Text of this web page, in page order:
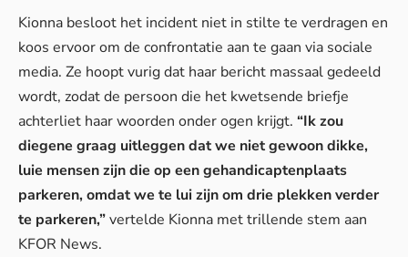
Kionna besloot het incident niet in stilte te verdragen en
koos ervoor om de confrontatie aan te gaan via sociale
media. Ze hoopt vurig dat haar bericht massaal gedeeld
wordt, zodat de persoon die het kwetsende briefje
achterliet haar woorden onder ogen krijgt. “Ik zou
diegene graag uitleggen dat we niet gewoon dikke,
luie mensen zijn die op een gehandicaptenplaats
parkeren, omdat we te lui zijn om drie plekken verder
te parkeren,”vertelde Kionna met trillende stem aan
KFOR News.